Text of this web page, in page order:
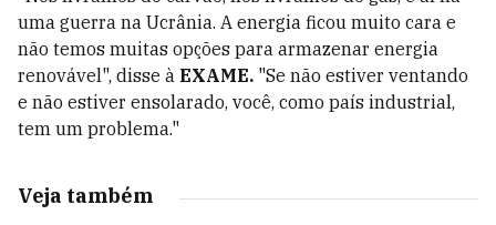
uma guerra na Ucrânia. A energia ficou muito cara e
não temos muitas opções para armazenar energia
renovável", disse à EXAME. "Se não estiver ventando
e não estiver ensolarado, você, como país industrial,
tem um problema."
Veja também